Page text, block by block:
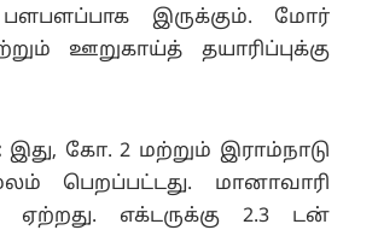
இருக்கும். மோர்
ஊறுகாய்த் தயாரிப்புக்கு
இது, கோ. 2 மற்றும் இராம்நாடு
பெறப்பட்டது. மானாவாரி
ஏற்றது. எக்டருக்கு 2.3 டன்